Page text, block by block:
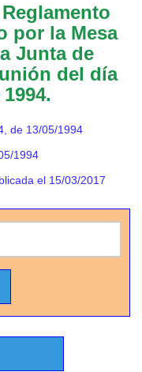
por la Mesa
Junta de
del día
de 13/05/1994
1994
el 15/03/2017